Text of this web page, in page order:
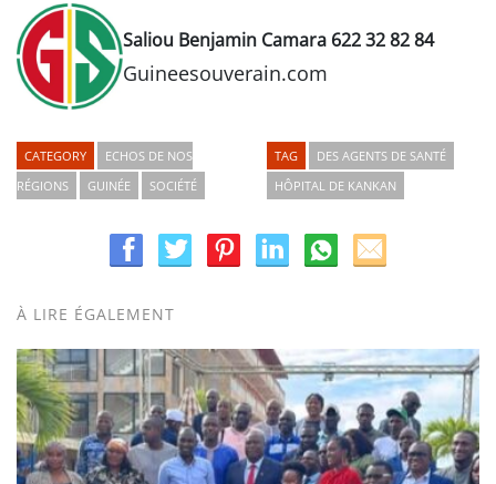
Saliou Benjamin Camara 622 32 82 84
Guineesouverain.com
CATEGORY
ECHOS DE NOS
RÉGIONS
GUINÉE SOCIÉTÉ
TAG
DES AGENTS DE SANTÉ
HÔPITAL DE KANKAN
À LIRE ÉGALEMENT